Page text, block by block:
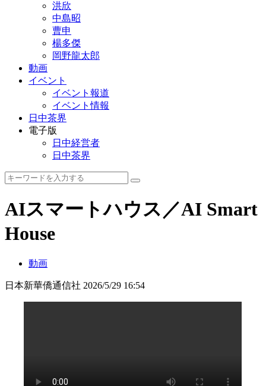
洪欣
中島昭
曹申
楊多傑
岡野龍太郎
動画
イベント
イベント報道
イベント情報
日中茶界
電子版
日中経営者
日中茶界
AIスマートハウス／AI Smart
House
動画
日本新華僑通信社 2026/5/29 16:54